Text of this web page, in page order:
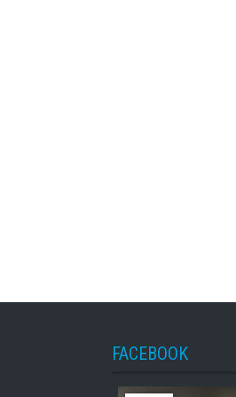
FACEBOOK